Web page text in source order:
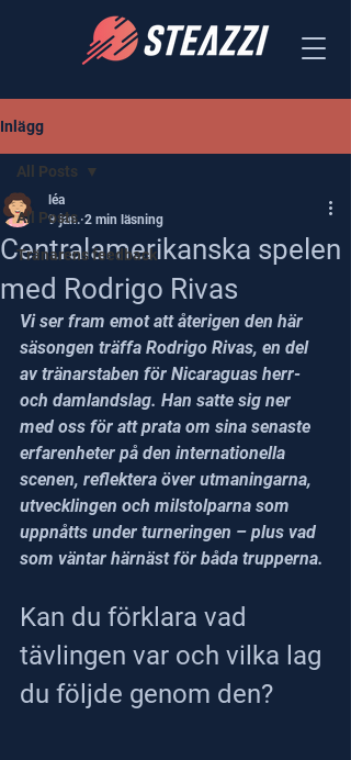
Inlägg
All Posts
Tränarens feedback
All Posts
Centralamerikanska spelen
med Rodrigo Rivas
léa
9 jan. 2 min läsning
Vi ser fram emot att återigen den här
säsongen träffa Rodrigo Rivas, en del
av tränarstaben för Nicaraguas herr-
och damlandslag. Han satte sig ner
med oss för att prata om sina senaste
erfarenheter på den internationella
scenen, reflektera över utmaningarna,
utvecklingen och milstolparna som
uppnåtts under turneringen – plus vad
som väntar härnäst för båda trupperna.
Kan du förklara vad
tävlingen var och vilka lag
du följde genom den?